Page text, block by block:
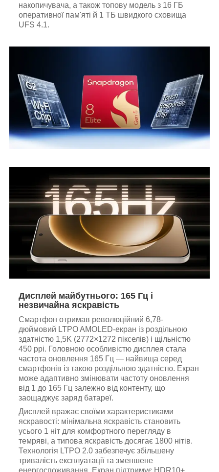
накопичувача, а також топову модель з 16 ГБ
оперативної пам'яті й 1 ТБ швидкого сховища
UFS 4.1.
Дисплей майбутнього: 165 Гц і
незвичайна яскравість
Смартфон отримав революційний 6,78-
дюймовий LTPO AMOLED-екран із роздільною
здатністю 1,5K (2772×1272 пікселів) і щільністю
450 ppi. Головною особливістю дисплея стала
частота оновлення 165 Гц — найвища серед
смартфонів із такою роздільною здатністю. Екран
може адаптивно змінювати частоту оновлення
від 1 до 165 Гц залежно від контенту, що
заощаджує заряд батареї.
Дисплей вражає своїми характеристиками
яскравості: мінімальна яскравість становить
усього 1 ніт для комфортного перегляду в
темряві, а типова яскравість досягає 1800 нітів.
Технологія LTPO 2.0 забезпечує збільшену
тривалість експлуатації та зменшене